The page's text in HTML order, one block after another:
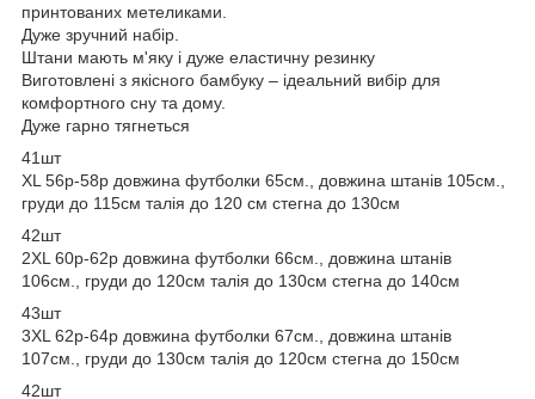
принтованих метеликами.
Дуже зручний набір.
Штани мають м'яку і дуже еластичну резинку
Виготовлені з якісного бамбуку – ідеальний вибір для
комфортного сну та дому.
Дуже гарно тягнеться
41шт
XL 56р-58р довжина футболки 65см., довжина штанів 105см.,
груди до 115см талія до 120 см стегна до 130см
42шт
2XL 60р-62р довжина футболки 66см., довжина штанів
106см., груди до 120см талія до 130см стегна до 140см
43шт
3XL 62р-64р довжина футболки 67см., довжина штанів
107см., груди до 130см талія до 120см стегна до 150см
42шт